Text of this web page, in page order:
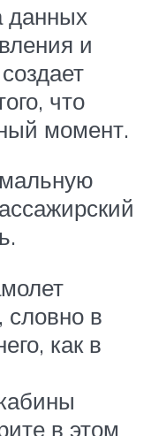
данных
и
что
момент.
словно в
как в
в этом